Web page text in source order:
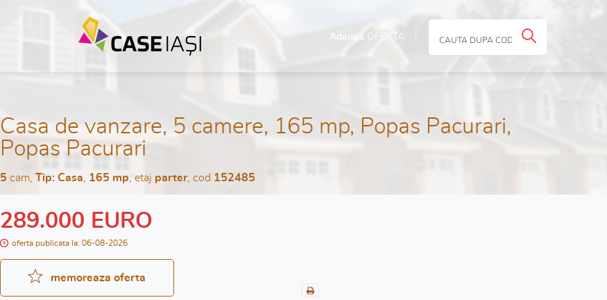
Adauga OFERTA
Casa de vanzare, 5 camere, 165 mp, Popas Pacurari,
Popas Pacurari
5 cam, Tip: Casa 165 mp , etaj parter, cod 152485
289.000 EURO
oferta publicata la: 06-08-2026
memoreaza oferta